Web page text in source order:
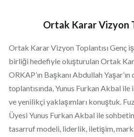
Ortak Karar Vizyon
Ortak Karar Vizyon Toplantısı Genç iş
birliği hedefiyle oluşturulan Ortak
ORKAP’ın Başkanı Abdullah
toplantısında, Yunus Furkan Akbal ile
ve yenilikçi yaklaşımları konuştuk.
Üyesi Yunus Furkan Akbal ile
tasarruf modeli, liderlik, iletişim,